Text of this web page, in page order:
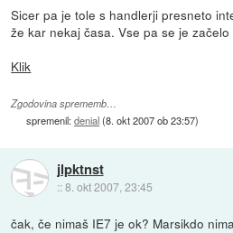
Sicer pa je tole s handlerji presneto
že kar nekaj časa. Vse pa se je
Klik
Zgodovina sprememb…
spremenil:denial(8. okt 2007 ob 23:57)
jlpktnst
::8. okt 2007, 23:45
čak, če nimaš IE7 je ok? Marsikdo